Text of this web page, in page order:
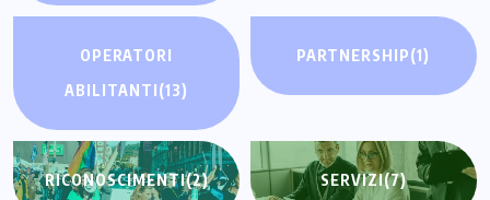
OPERATORI
ABILITANTI(13)
PARTNERSHIP(1)
RICONOSCIMENTI(2) SERVIZI(7)